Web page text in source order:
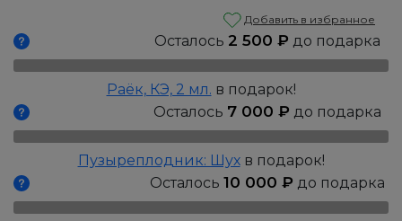
Твилайт
Добавить в избранное
Осталось 2 500 ₽ до подарка
Раёк, КЭ, 2 мл. в подарок!
Осталось 7 000 ₽ до подарка
Пузыреплодник: Шухв подарок!
Осталось 10 000 ₽ до подарка